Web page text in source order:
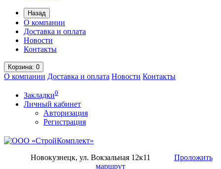
Назад
О компании
Доставка и оплата
Новости
Контакты
Корзина: 0
О компании Доставка и оплата Новости Контакты
Закладки0
Личный кабинет
Авторизация
Регистрация
Новокузнецк, ул. Вокзальная 12к11 Проложить
маршрут